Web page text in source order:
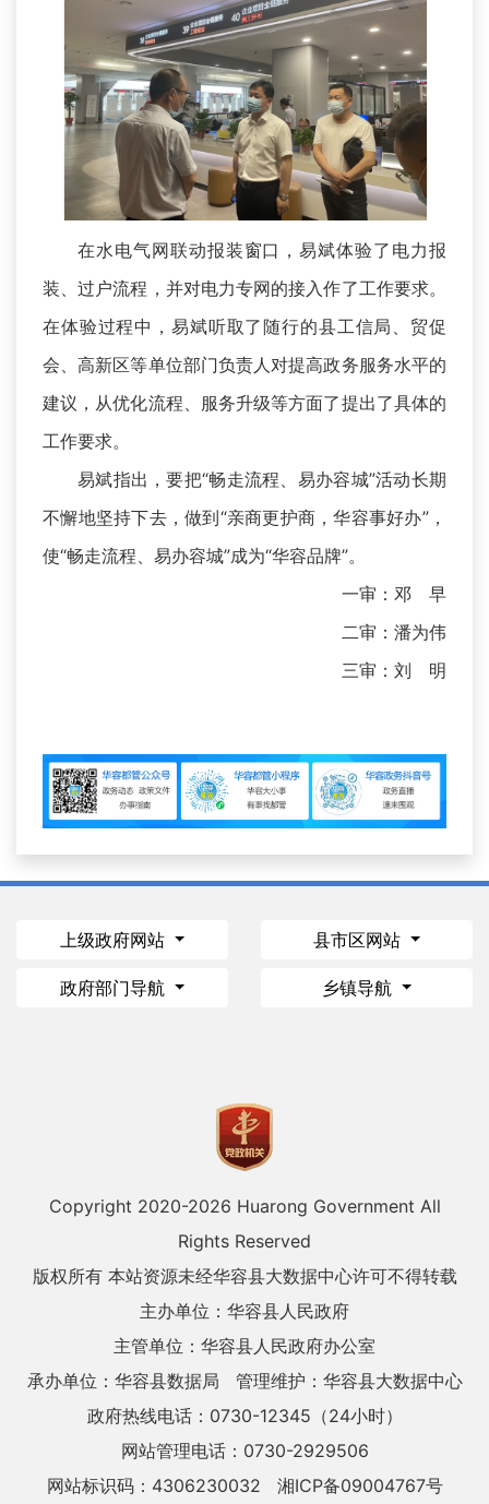
在水电气网联动报装窗口，易斌体验了电力报
装、过户流程，并对电力专网的接入作了工作要求。
在体验过程中，易斌听取了随行的县工信局、贸促
会、高新区等单位部门负责人对提高政务服务水平的
建议，从优化流程、服务升级等方面了提出了具体的
工作要求。
易斌指出，要把“畅走流程、易办容城”活动长期
不懈地坚持下去，做到“亲商更护商，华容事好办”，
使“畅走流程、易办容城”成为“华容品牌”。
一审：邓 早
二审：潘为伟
三审：刘 明
上级政府网站 县市区网站
政府部门导航 乡镇导航
Copyright 2020-2026 Huarong Government All
Rights Reserved
版权所有 本站资源未经华容县大数据中心许可不得转载
主办单位：华容县人民政府
主管单位：华容县人民政府办公室
承办单位：华容县数据局
管理维护：华容县大数据中心
政府热线电话：0730-12345（24小时）
网站管理电话：0730-2929506
网站标识码：4306230032
湘ICP备09004767号